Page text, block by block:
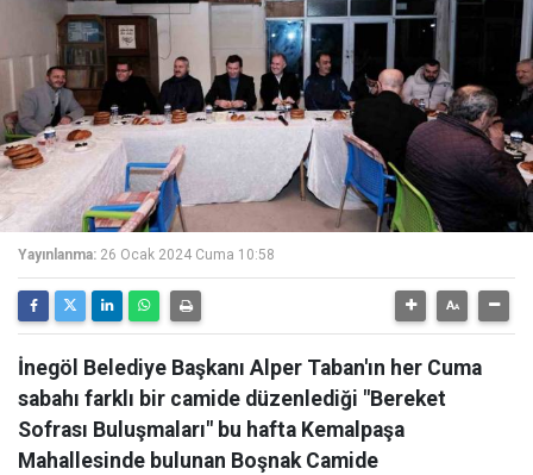
Yayınlanma: 26 Ocak 2024 Cuma 10:58
İnegöl Belediye Başkanı Alper Taban'ın her Cuma
sabahı farklı bir camide düzenlediği "Bereket
Sofrası Buluşmaları" bu hafta Kemalpaşa
Mahallesinde bulunan Boşnak Camide